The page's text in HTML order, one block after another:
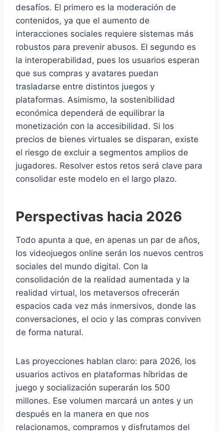
desafíos. El primero es la moderación de
contenidos, ya que el aumento de
interacciones sociales requiere sistemas más
robustos para prevenir abusos. El segundo es
la interoperabilidad, pues los usuarios esperan
que sus compras y avatares puedan
trasladarse entre distintos juegos y
plataformas. Asimismo, la sostenibilidad
económica dependerá de equilibrar la
monetización con la accesibilidad. Si los
precios de bienes virtuales se disparan, existe
el riesgo de excluir a segmentos amplios de
jugadores. Resolver estos retos será clave para
consolidar este modelo en el largo plazo.
Perspectivas hacia 2026
Todo apunta a que, en apenas un par de años,
los videojuegos online serán los nuevos centros
sociales del mundo digital. Con la
consolidación de la realidad aumentada y la
realidad virtual, los metaversos ofrecerán
espacios cada vez más inmersivos, donde las
conversaciones, el ocio y las compras conviven
de forma natural.
Las proyecciones hablan claro: para 2026, los
usuarios activos en plataformas híbridas de
juego y socialización superarán los 500
millones. Ese volumen marcará un antes y un
después en la manera en que nos
relacionamos, compramos y disfrutamos del